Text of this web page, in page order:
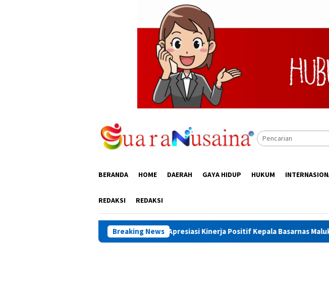
BERANDA HOME DAERAH GAYA HIDUP HUKUM
REDAKSI REDAKSI
Breaking News
PAMA Apresiasi Kinerja Positif Kepala Basarnas Maluku M. Arafah